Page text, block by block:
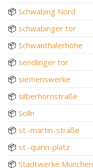
📦 Schwabing Nord
📦 schwabinger tor
📦 Schwanthalerhöhe
📦 sendlinger tor
📦 siemenswerke
📦 silberhornstraße
📦 Solln
📦 st.-martin-straße
📦 st.-quirin-platz
📦 Stadtwerke München